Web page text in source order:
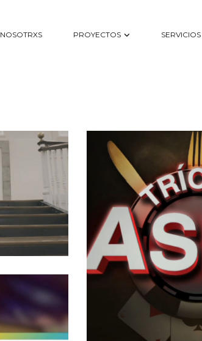
NOSOTRXS PROYECTOS SERVICIOS